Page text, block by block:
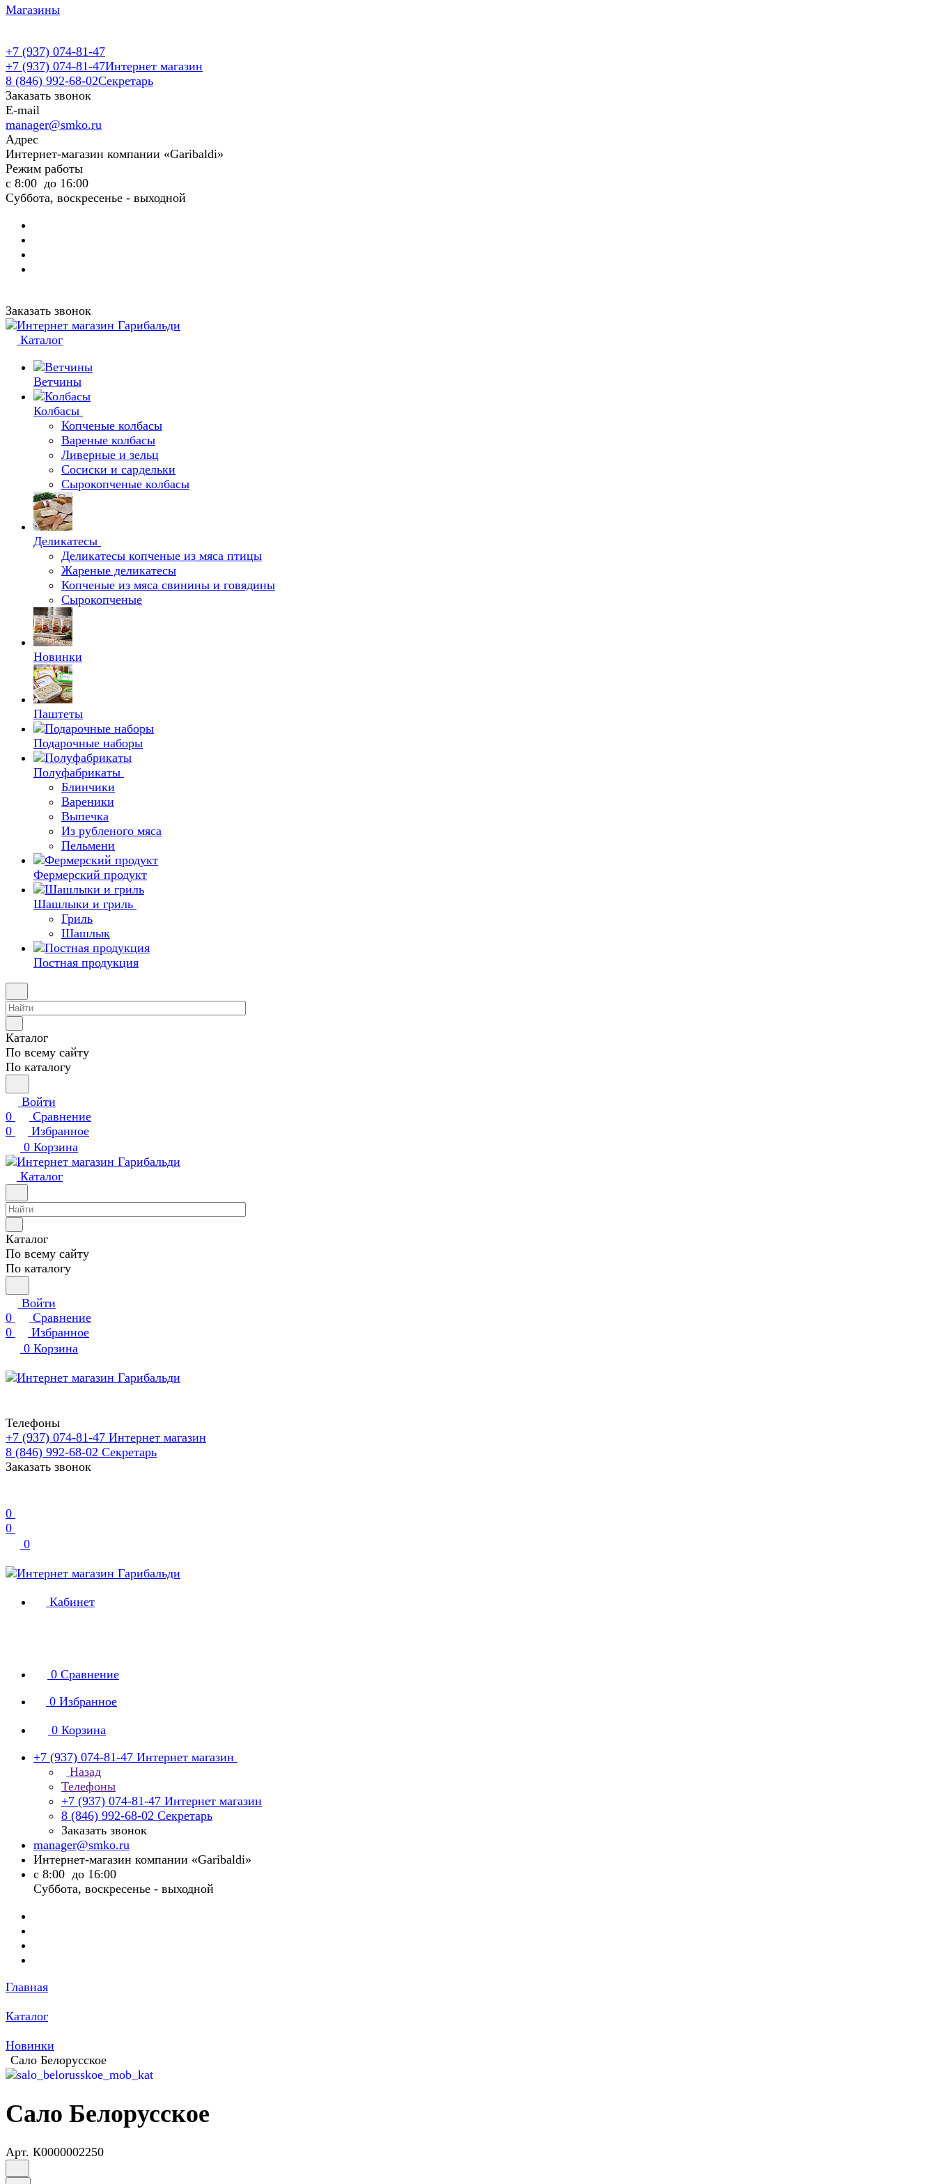
Магазины
+7 (937) 074-81-47
+7 (937) 074-81-47Интернет магазин
8 (846) 992-68-02Секретарь
Заказать звонок
E-mail
manager@smko.ru
Адрес
Интернет-магазин компании «Garibaldi»
Режим работы
с 8:00 до 16:00
Суббота, воскресенье - выходной
Заказать звонок
Каталог
Ветчины
Колбасы
Копченые колбасы
Вареные колбасы
Ливерные и зельц
Сосиски и сардельки
Сырокопченые колбасы
Деликатесы
Деликатесы копченые из мяса птицы
Жареные деликатесы
Копченые из мяса свинины и говядины
Сырокопченые
Новинки
Паштеты
Подарочные наборы
Полуфабрикаты
Блинчики
Вареники
Выпечка
Из рубленого мяса
Пельмени
Фермерский продукт
Шашлыки и гриль
Гриль
Шашлык
Постная продукция
Каталог
По всему сайту
По каталогу
Войти
0
Сравнение
0
Избранное
0 Корзина
Каталог
Каталог
По всему сайту
По каталогу
Войти
0
Сравнение
0
Избранное
0 Корзина
Телефоны
+7 (937) 074-81-47 Интернет магазин
8 (846) 992-68-02 Секретарь
Заказать звонок
0
0
0
Кабинет
0 Сравнение
0 Избранное
0 Корзина
+7 (937) 074-81-47 Интернет магазин
Назад
Телефоны
+7 (937) 074-81-47 Интернет магазин
8 (846) 992-68-02 Секретарь
Заказать звонок
manager@smko.ru
Интернет-магазин компании «Garibaldi»
с 8:00 до 16:00
Суббота, воскресенье - выходной
Главная
Каталог
Новинки
Сало Белорусское
Сало Белорусское
Арт. К0000002250